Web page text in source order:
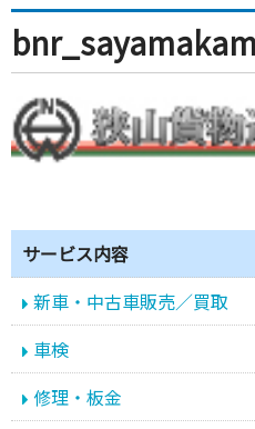
サービス内容
新車・中古車販売／買取
車検
修理・板金